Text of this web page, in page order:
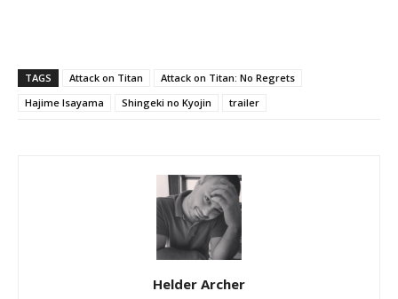
TAGS Attack on Titan
Attack on Titan: No Regrets
Hajime Isayama
Shingeki no Kyojin trailer
Helder Archer